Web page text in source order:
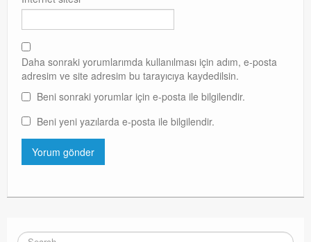
Daha sonraki yorumlarımda kullanılması için adım, e-posta
adresim ve site adresim bu tarayıcıya kaydedilsin.
Beni sonraki yorumlar için e-posta ile bilgilendir.
Beni yeni yazılarda e-posta ile bilgilendir.